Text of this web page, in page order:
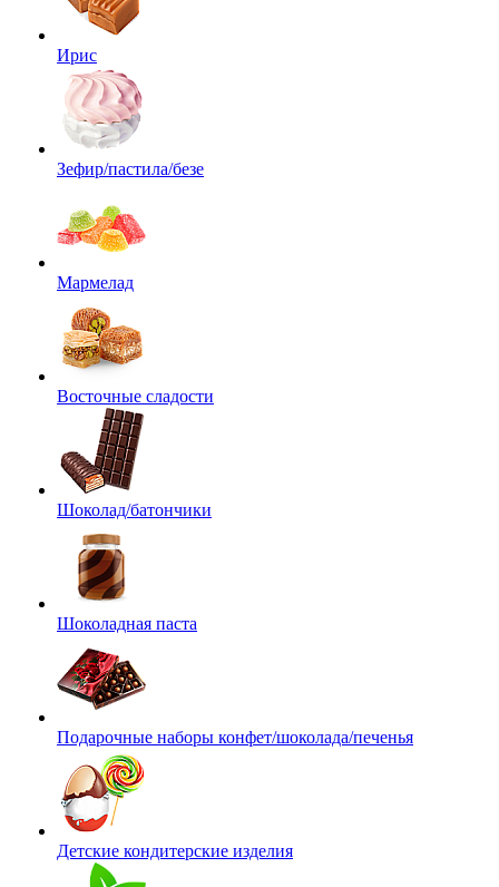
Ирис
Зефир/пастила/безе
Мармелад
Восточные сладости
Шоколад/батончики
Шоколадная паста
Подарочные наборы конфет/шоколада/печенья
Детские кондитерские изделия